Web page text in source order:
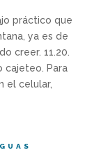
práctico que
ya es de
creer. 11.20.
cajeteo. Para
el celular,